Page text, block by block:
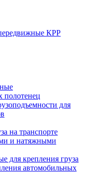
КРР
полотенец
для
на транспорте
и натяжными
для крепления груза
автомобильных